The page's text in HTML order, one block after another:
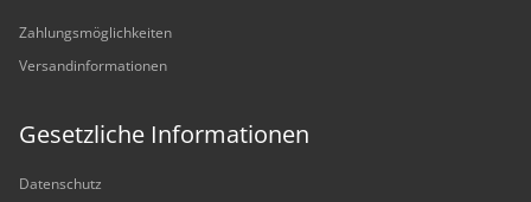
Zahlungsmöglichkeiten
Versandinformationen
Gesetzliche Informationen
Datenschutz